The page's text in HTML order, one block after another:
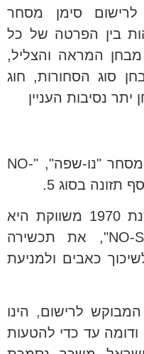
סימן מסחר
בין הפרטה של כל
מבחן המראה והצליל,
סוג הסחורות, חוג
יתר נסיבות העניין
התנגדות לרישומו של סימן מסחר "נו-שפה", "NO-
המתנגדת טוענת כי מאז שנת 1970 משווקת היא
בעולם, תחת הסימן "NO-SPA", את תכשירה
כאבים ולמניעת
לרישום, הינו
ודומה עד כדי להטעות